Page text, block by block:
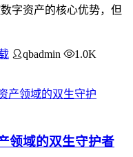
字资产的核心优势，但
qbadmin
1.0K
领域的双生守护者